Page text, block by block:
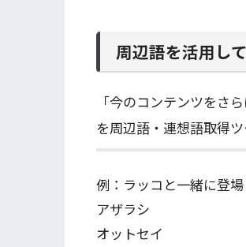
周辺語を活用し
「今のコンテンツをさ
を周辺語・連想語取得
例：ラッコと一緒に登
アザラシ
オットセイ